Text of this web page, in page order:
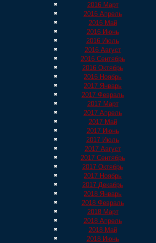
2016 Март
2016 Апрель
2016 Май
2016 Июнь
2016 Июль
2016 Август
2016 Сентябрь
2016 Октябрь
2016 Ноябрь
2017 Январь
2017 Февраль
2017 Март
2017 Апрель
2017 Май
2017 Июнь
2017 Июль
2017 Август
2017 Сентябрь
2017 Октябрь
2017 Ноябрь
2017 Декабрь
2018 Январь
2018 Февраль
2018 Март
2018 Апрель
2018 Май
2018 Июнь